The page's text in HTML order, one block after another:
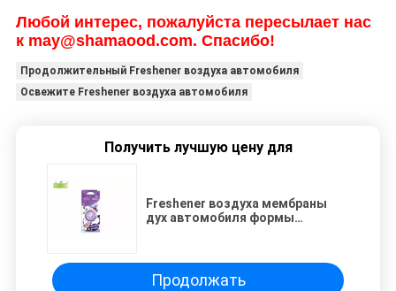
Любой интерес, пожалуйста пересылает нас
к may@shamaood.com. Спасибо!
Продолжительный Freshener воздуха автомобиля
Освежите Freshener воздуха автомобиля
Получить лучшую цену для
Freshener воздуха мембраны
дух автомобиля формы
Продолжать